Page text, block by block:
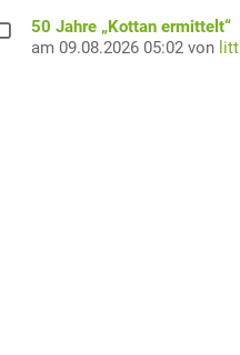
50 Jahre „Kottan ermittelt“
am 09.08.2026 05:02 von